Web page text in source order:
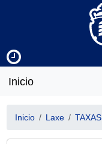
Inicio
Inicio Laxe TAXAS